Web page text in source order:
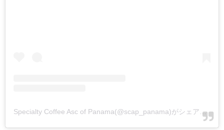
Specialty Coffee Asc of Panama(@scap_panama)がシェアした投稿